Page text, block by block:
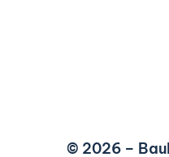
© 2026 –